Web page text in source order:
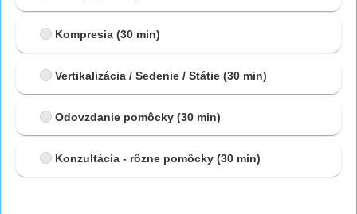
Kompresia (30 min)
Vertikalizácia / Sedenie / Státie (30 min)
Odovzdanie pomôcky (30 min)
Konzultácia - rôzne pomôcky (30 min)